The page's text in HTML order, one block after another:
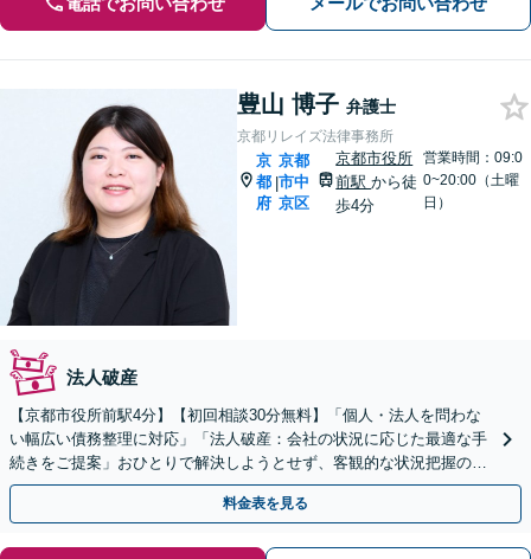
豊山 博子 弁護士
京都リレイズ法律事務所
京
都
府
|
京都
市中
京区
京都市役所
前駅から徒
歩4分
営業時間：09:0
0~20:00（土曜
日）
法人破産
【京都市役所前駅4分】【初回相談30分無料】「個人・法人を問わな
い幅広い債務整理に対応」「法人破産：会社の状況に応じた最適な手
続きをご提案」おひとりで解決しようとせず、客観的な状況把握のた
めにも、まずは一度ご相談ください【休日・夜間相談可】
料金表を見る